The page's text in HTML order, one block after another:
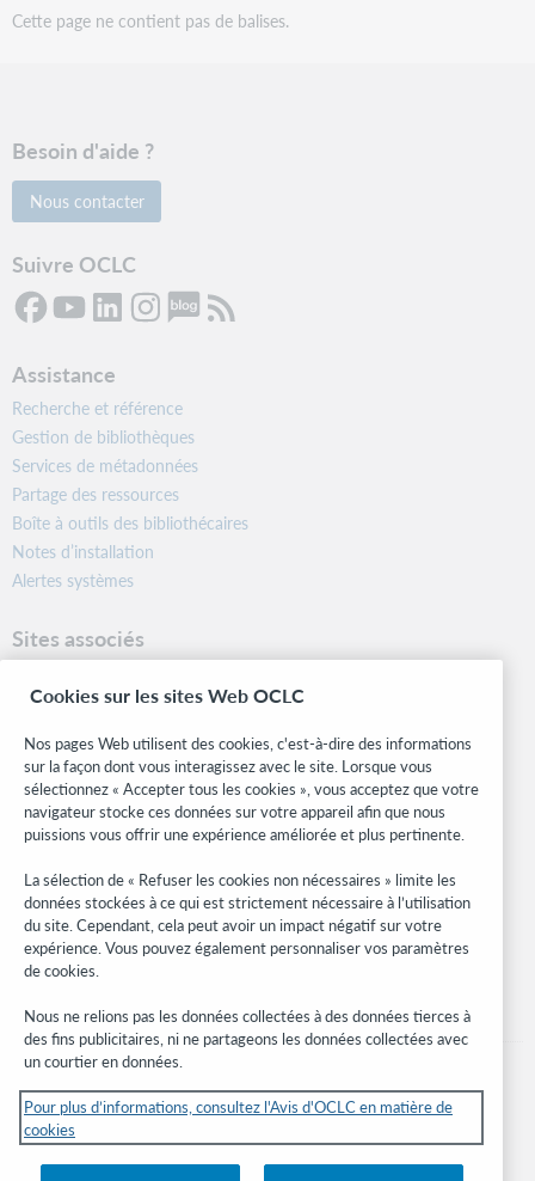
Cette page ne contient pas de balises.
Besoin d'aide ?
Nous contacter
Suivre OCLC
Assistance
Recherche et référence
Gestion de bibliothèques
Services de métadonnées
Partage des ressources
Boîte à outils des bibliothécaires
Notes d’installation
Alertes systèmes
Sites associés
Formats bibliographiques
Research
WebJunction
Réseau des développeurs
Soyez informé
Recevez les dernières nouvelles sur les produits et services, des
études, des événements, et plus.
© 2026 OCLC
Cookies sur les sites Web OCLC
Nos pages Web utilisent des cookies, c'est-à-dire des informations
sur la façon dont vous interagissez avec le site. Lorsque vous
sélectionnez « Accepter tous les cookies », vous acceptez que votre
navigateur stocke ces données sur votre appareil afin que nous
puissions vous offrir une expérience améliorée et plus pertinente.
La sélection de « Refuser les cookies non nécessaires » limite les
données stockées à ce qui est strictement nécessaire à l’utilisation
du site. Cependant, cela peut avoir un impact négatif sur votre
expérience. Vous pouvez également personnaliser vos paramètres
de cookies.
Nous ne relions pas les données collectées à des données tierces à
des fins publicitaires, ni ne partageons les données collectées avec
un courtier en données.
Pour plus d’informations, consultez l'Avis d'OCLC en matière de
cookies